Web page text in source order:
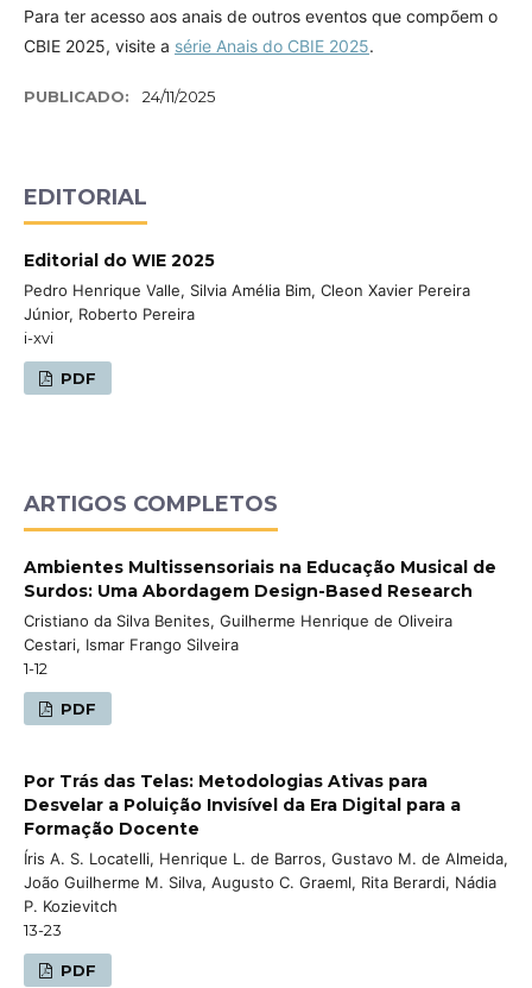
Para ter acesso aos anais de outros eventos que compõem o
CBIE 2025, visite a série Anais do CBIE 2025.
PUBLICADO: 24/11/2025
EDITORIAL
Editorial do WIE 2025
Pedro Henrique Valle, Silvia Amélia Bim, Cleon Xavier Pereira
Júnior, Roberto Pereira
i-xvi
PDF
ARTIGOS COMPLETOS
Ambientes Multissensoriais na Educação Musical de
Surdos: Uma Abordagem Design-Based Research
Cristiano da Silva Benites, Guilherme Henrique de Oliveira
Cestari, Ismar Frango Silveira
1-12
PDF
Por Trás das Telas: Metodologias Ativas para
Desvelar a Poluição Invisível da Era Digital para a
Formação Docente
Íris A. S. Locatelli, Henrique L. de Barros, Gustavo M. de Almeida,
João Guilherme M. Silva, Augusto C. Graeml, Rita Berardi, Nádia
P. Kozievitch
13-23
PDF